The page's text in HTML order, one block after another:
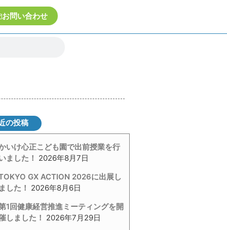
お問い合わせ
の投稿
いけ心正こども園で出前授業を行
ました！ 2026年8月7日
GX ACTION 2026に出展し
した！ 2026年8月6日
1回健康経営推進ミーティングを開
しました！ 2026年7月29日